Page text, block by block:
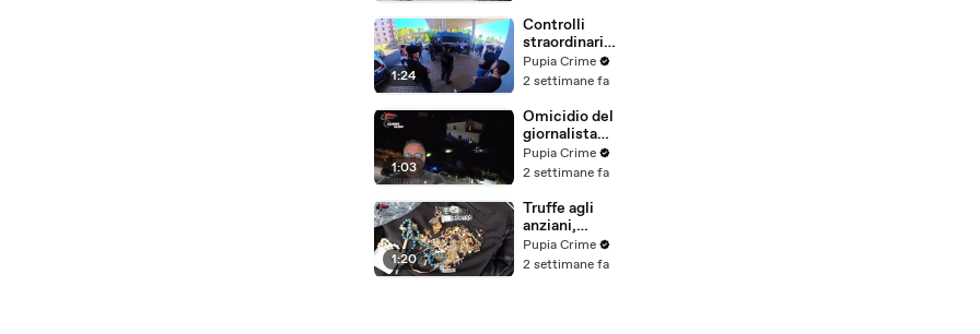
elettriche e
mezzi
sostenibili
anche sulle
isole
(25.07.26)
1:24
Controlli
straordinari
della Polizia a
Milano e
arresti, 29
denunce e
oltre 7mila
persone
identificate
(25.07.26)
Pupia Crime
2 settimane fa
1:03
Omicidio del
giornalista
Luca
Esposito:
killer, è un
26enne
tunisino
(25.07.26)
Pupia Crime
2 settimane fa
1:20
Truffe agli
anziani,
arrestato il
telefonista
Pupia Crime
2 settimane fa